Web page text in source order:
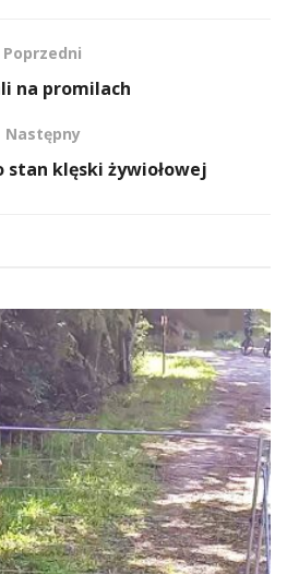
Poprzedni
na promilach
Następny
stan klęski żywiołowej